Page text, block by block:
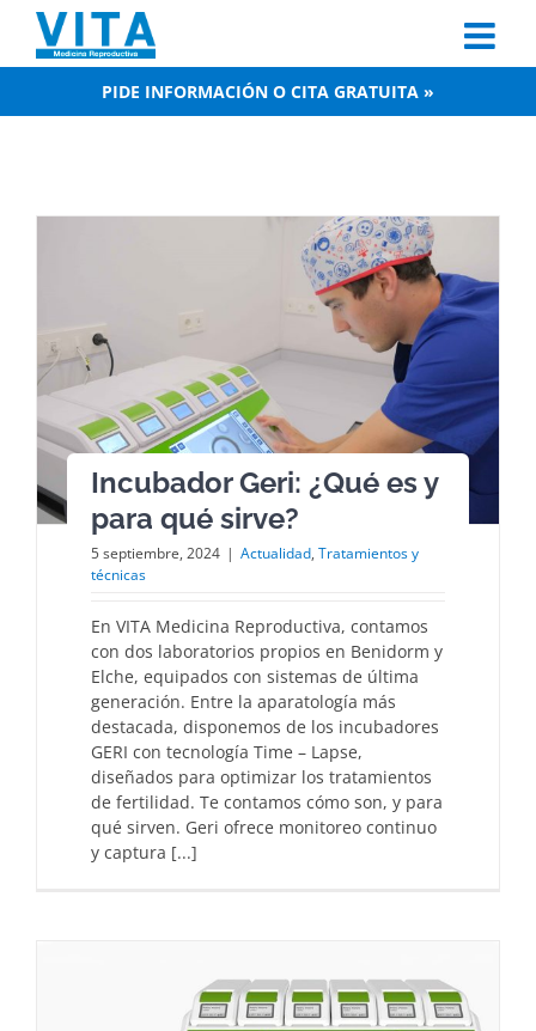
content
PIDE INFORMACIÓN O CITA GRATUITA »
Incubador Geri: ¿Qué es y
para qué sirve?
5 septiembre, 2024 | Actualidad, Tratamientos y
técnicas
En VITA Medicina Reproductiva, contamos
con dos laboratorios propios en Benidorm y
Elche, equipados con sistemas de última
generación. Entre la aparatología más
destacada, disponemos de los incubadores
GERI con tecnología Time – Lapse,
diseñados para optimizar los tratamientos
de fertilidad. Te contamos cómo son, y para
qué sirven. Geri ofrece monitoreo continuo
y captura [...]